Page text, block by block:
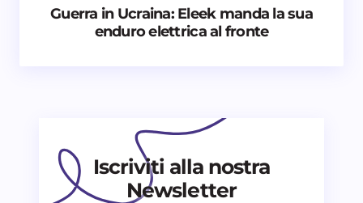
Guerra in Ucraina: Eleek manda la sua
enduro elettrica al fronte
Iscriviti alla nostra
Newsletter